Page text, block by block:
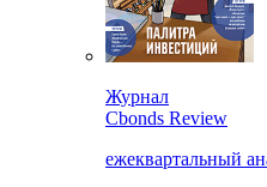
Журнал
Cbonds Review
ежеквартальный